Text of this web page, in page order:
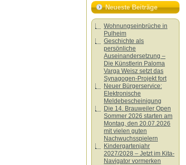
Neueste Beiträge
Wohnungseinbrüche in
Pulheim
Geschichte als
persönliche
Auseinandersetzung –
Die Künstlerin Paloma
Varga Weisz setzt das
Synagogen-Projekt fort
Neuer Bürgerservice:
Elektronische
Meldebescheinigung
Die 14. Brauweiler Open
Sommer 2026 starten am
Montag, den 20.07.2026
mit vielen guten
Nachwuchsspielern
Kindergartenjahr
2027/2028 – Jetzt im Kita-
Navigator vormerken